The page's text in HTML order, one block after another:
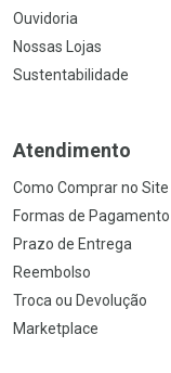
Ouvidoria
Nossas Lojas
Sustentabilidade
Atendimento
Como Comprar no Site
Formas de Pagamento
Prazo de Entrega
Reembolso
Troca ou Devolução
Marketplace